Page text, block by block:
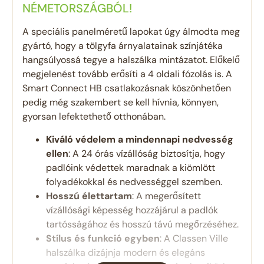
NÉMETORSZÁGBÓL!
A speciális panelméretű lapokat úgy álmodta meg
gyártó, hogy a tölgyfa árnyalatainak színjátéka
hangsúlyossá tegye a halszálka mintázatot. Előkelő
megjelenést tovább erősíti a 4 oldali fózolás is. A
Smart Connect HB csatlakozásnak köszönhetően
pedig még szakembert se kell hívnia, könnyen,
gyorsan lefektethető otthonában.
Kiváló védelem a mindennapi nedvesség
ellen: A 24 órás vízállóság biztosítja, hogy
padlóink védettek maradnak a kiömlött
folyadékokkal és nedvességgel szemben.
Hosszú élettartam: A megerősített
vízállósági képesség hozzájárul a padlók
tartósságához és hosszú távú megőrzéséhez.
Stílus és funkció egyben: A Classen Ville
halszálka dizájnja modern és elegáns